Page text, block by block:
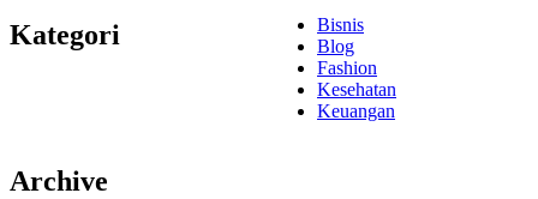
Kategori
Bisnis
Blog
Fashion
Kesehatan
Keuangan
Archive